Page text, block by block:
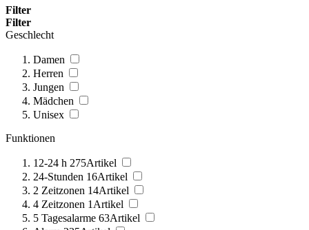
Filter
Filter
Geschlecht
Damen
Herren
Jungen
Mädchen
Unisex
Funktionen
12-24 h 275Artikel
24-Stunden 16Artikel
2 Zeitzonen 14Artikel
4 Zeitzonen 1 Artikel
5 Tagesalarme 63Artikel